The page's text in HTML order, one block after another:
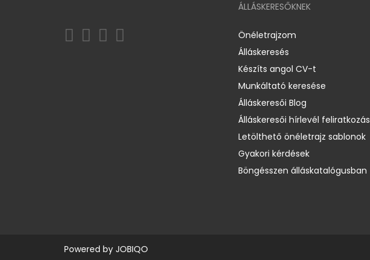
ÁLLÁSKERESŐKNEK
Önéletrajzom
Álláskeresés
Készíts angol CV-t
Munkáltató keresése
Álláskeresői Blog
Álláskeresői hírlevél feliratkozás
Letölthető önéletrajz sablonok
Gyakori kérdések
Böngésszen álláskatalógusban
Powered by JOBIQO